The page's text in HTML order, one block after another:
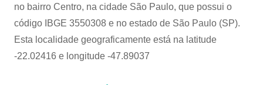
no bairro Centro, na cidade São Paulo, que possui o
código IBGE 3550308 e no estado de São Paulo (SP).
Esta localidade geograficamente está na latitude
-22.02416 e longitude -47.89037